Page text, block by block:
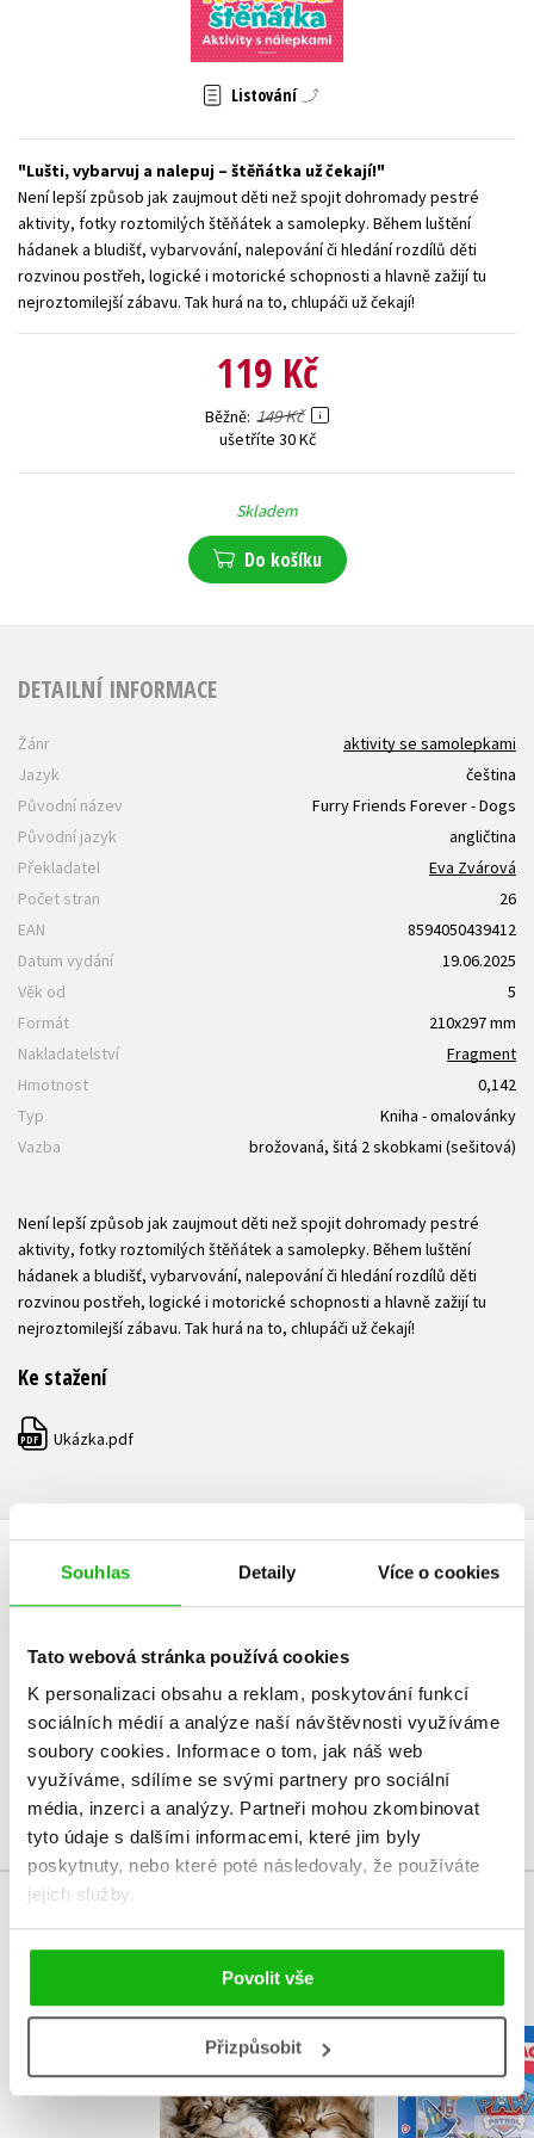
Souhlas Detaily Více o cookies
Tato webová stránka používá cookies
K personalizaci obsahu a reklam, poskytování funkcí
sociálních médií a analýze naší návštěvnosti využíváme
soubory cookies. Informace o tom, jak náš web
využíváme, sdílíme se svými partnery pro sociální
média, inzerci a analýzy. Partneři mohou zkombinovat
tyto údaje s dalšími informacemi, které jim byly
poskytnuty, nebo které poté následovaly, že používáte
jejich služby.
Povolit vše
Přizpůsobit
Zahraniční literatura
Všechny tituly
Listování
Lušti, vybarvuj a nalepuj – štěňátka už čekají!
Není lepší způsob jak zaujmout děti než spojit dohromady pestré
aktivity, fotky roztomilých štěňátek a samolepky. Během luštění
hádanek a bludišť, vybarvování, nalepování či hledání rozdílů děti
rozvinou postřeh, logické i motorické schopnosti a hlavně zažijí tu
nejroztomilejší zábavu. Tak hurá na to, chlupáči už čekají!
119 Kč
Běžně 149 Kč
ušetříte 30 Kč
Skladem
Do košíku
DETAILNÍ INFORMACE
Žánr
aktivity se samolepkami
Jazyk
čeština
Původní název
Furry Friends Forever - Dogs
Původní jazyk
angličtina
Překladatel
Eva Zvárová
Počet stran
26
EAN
8594050439412
Datum vydání
19.06.2025
Věk od
5
Formát
210x297 mm
Nakladatelství
Fragment
Hmotnost
0,142
Typ
Kniha - omalovánky
Vazba
brožovaná, šitá 2 skobkami (sešitová)
Není lepší způsob jak zaujmout děti než spojit dohromady pestré
aktivity, fotky roztomilých štěňátek a samolepky. Během luštění
hádanek a bludišť, vybarvování, nalepování či hledání rozdílů děti
rozvinou postřeh, logické i motorické schopnosti a hlavně zažijí tu
nejroztomilejší zábavu. Tak hurá na to, chlupáči už čekají!
Ke stažení
PDF Ukázka.pdf
HODNOCENÍ ČTENÁŘŮ
Vaše hodnocení
Uživatelskou recenzi mohou vkládat pouze registrovaní uživatelé
Přihlásit
MOHLO BY VÁS TAKÉ ZAJÍMAT
Aktivity s nálepkami
– Rozkošná koťátka
Cuberdon
Tlapková
Vybarvuj